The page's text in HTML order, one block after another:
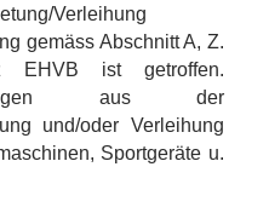
Verleihung
gemäss Abschnitt A, Z.
ist getroffen.
aus der
und/oder Verleihung
Sportgeräte u.